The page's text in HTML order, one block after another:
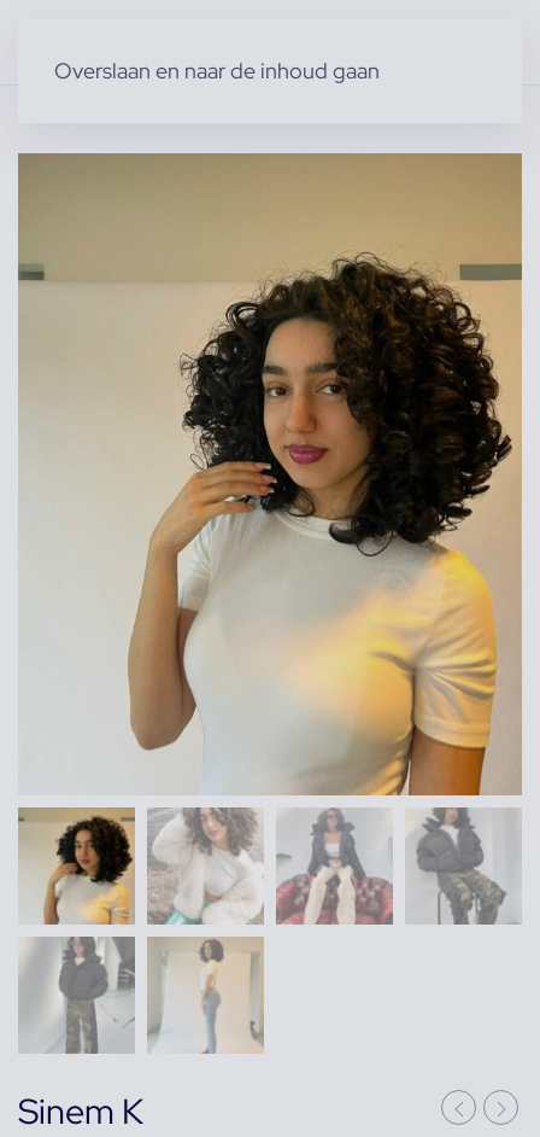
Overslaan en naar de inhoud gaan
Sinem K